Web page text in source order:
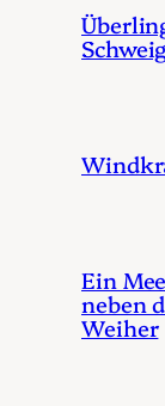
Ein
neben
Weiher